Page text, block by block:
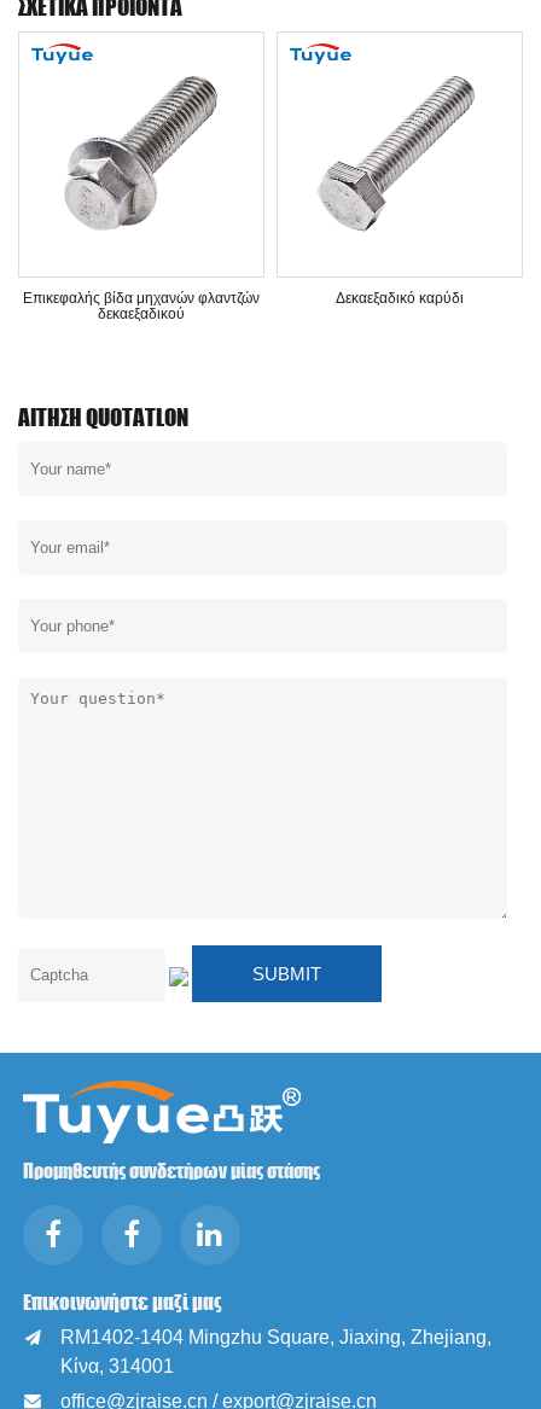
ΣΧΕΤΙΚΆ ΠΡΟΪΌΝΤΑ
Επικεφαλής βίδα μηχανών φλαντζών
δεκαεξαδικού
Δεκαεξαδικό καρύδι
ΑΊΤΗΣΗ QUOTATLON
Προμηθευτής συνδετήρων μίας στάσης
Επικοινωνήστε μαζί μας

RM1402-1404 Mingzhu Square, Jiaxing, Zhejiang,
Κίνα, 314001
 office@zjraise.cn / export@zjraise.cn